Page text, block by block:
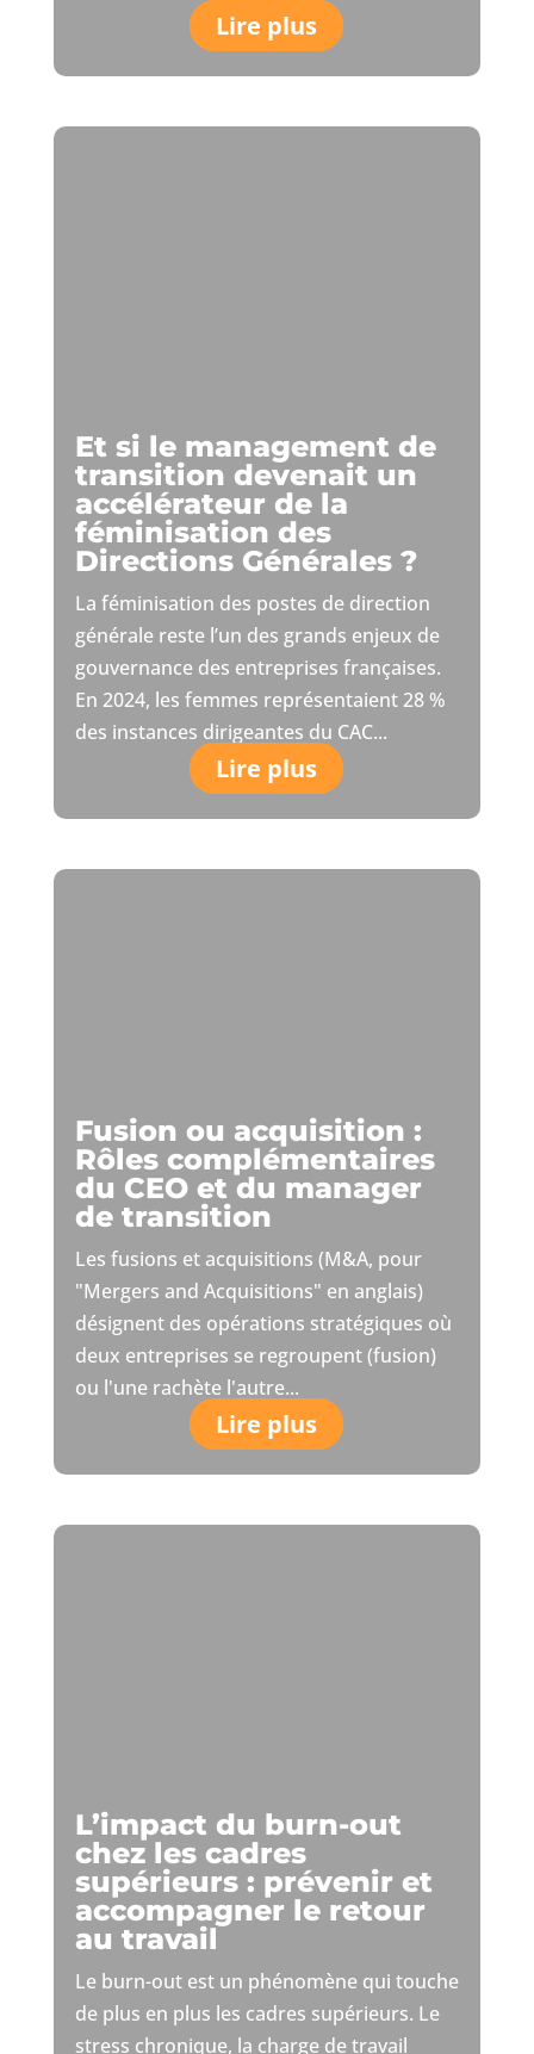
Lire plus
Et si le management de
transition devenait un
accélérateur de la
féminisation des
Directions Générales ?
La féminisation des postes de direction
générale reste l’un des grands enjeux de
gouvernance des entreprises françaises.
En 2024, les femmes représentaient 28 %
des instances dirigeantes du CAC...
Lire plus
Fusion ou acquisition :
Rôles complémentaires
du CEO et du manager
de transition
Les fusions et acquisitions (M&A, pour
"Mergers and Acquisitions" en anglais)
désignent des opérations stratégiques où
deux entreprises se regroupent (fusion)
ou l'une rachète l'autre...
Lire plus
L’impact du burn-out
chez les cadres
supérieurs : prévenir et
accompagner le retour
au travail
Le burn-out est un phénomène qui touche
de plus en plus les cadres supérieurs. Le
stress chronique, la charge de travail